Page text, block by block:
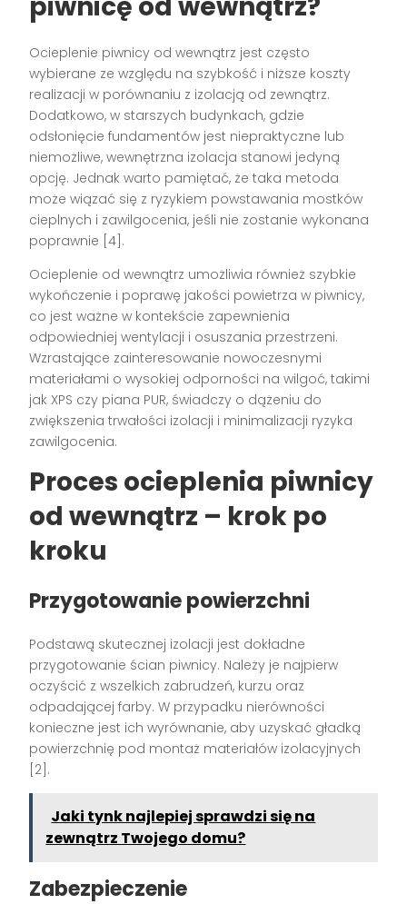
Ocieplenie piwnicy od wewnątrz jest często
wybierane ze względu na szybkość i niższe koszty
realizacji w porównaniu z izolacją od zewnątrz.
Dodatkowo, w starszych budynkach, gdzie
odsłonięcie fundamentów jest niepraktyczne lub
niemożliwe, wewnętrzna izolacja stanowi jedyną
opcję. Jednak warto pamiętać, że taka metoda
może wiązać się z ryzykiem powstawania mostków
cieplnych i zawilgocenia, jeśli nie zostanie wykonana
poprawnie [4].
Ocieplenie od wewnątrz umożliwia również szybkie
wykończenie i poprawę jakości powietrza w piwnicy,
co jest ważne w kontekście zapewnienia
odpowiedniej wentylacji i osuszania przestrzeni.
Wzrastające zainteresowanie nowoczesnymi
materiałami o wysokiej odporności na wilgoć, takimi
jak XPS czy piana PUR, świadczy o dążeniu do
zwiększenia trwałości izolacji i minimalizacji ryzyka
zawilgocenia.
Proces ocieplenia piwnicy
od wewnątrz – krok po
kroku
Przygotowanie powierzchni
Podstawą skutecznej izolacji jest dokładne
przygotowanie ścian piwnicy. Należy je najpierw
oczyścić z wszelkich zabrudzeń, kurzu oraz
odpadającej farby. W przypadku nierówności
konieczne jest ich wyrównanie, aby uzyskać gładką
powierzchnię pod montaż materiałów izolacyjnych
[2].
Jaki tynk najlepiej sprawdzi się na
zewnątrz Twojego domu?
Zabezpieczenie